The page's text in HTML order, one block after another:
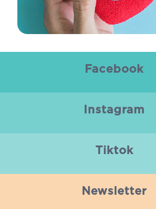
Facebook
Instagram
Tiktok
Newsletter